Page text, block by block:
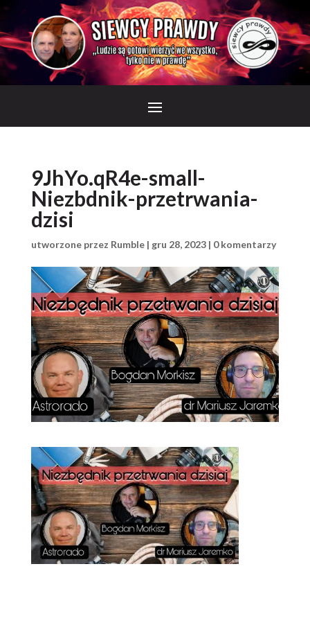
9JhYo.qR4e-small-
Niezbdnik-przetrwania-
dzisi
utworzone przez Rumble| gru 28, 2023| 0 komentarzy